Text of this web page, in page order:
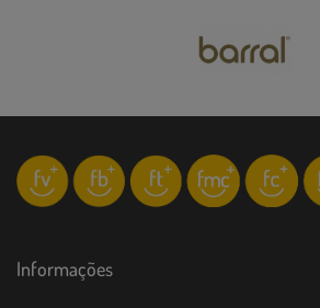
Informações